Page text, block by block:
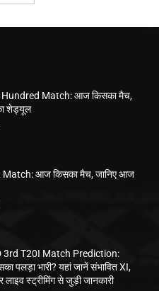
Hundred Match: आज किसका मैच,
शेड्यूल
Match: आज किसका मैच, जानिए आज
3rd T20I Match Prediction:
पलड़ा भारी? यहां जानें संभावित XI,
लाइव स्ट्रीमिंग से जुड़ी जानकारी